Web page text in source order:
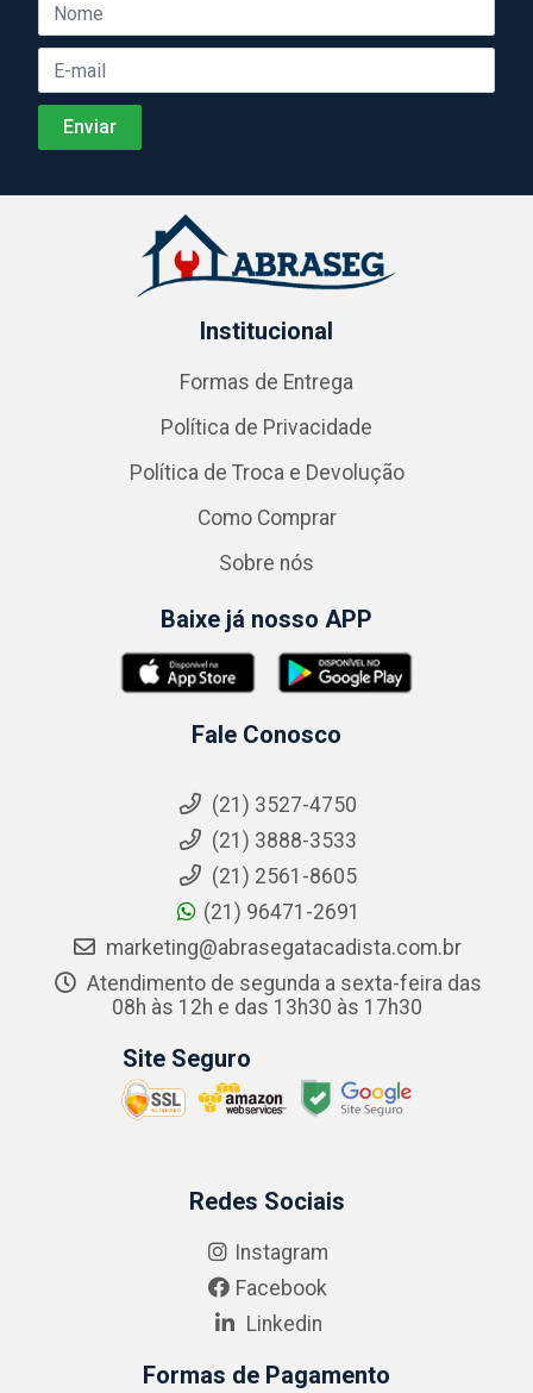
Institucional
Formas de Entrega
Política de Privacidade
Política de Troca e Devolução
Como Comprar
Sobre nós
Baixe já nosso APP
Fale Conosco
(21) 3527-4750
(21) 3888-3533
(21) 2561-8605
(21) 96471-2691
marketing@abrasegatacadista.com.br
Atendimento de segunda a sexta-feira das
08h às 12h e das 13h30 às 17h30
Site Seguro
Redes Sociais
Instagram
Facebook
Linkedin
Formas de Pagamento